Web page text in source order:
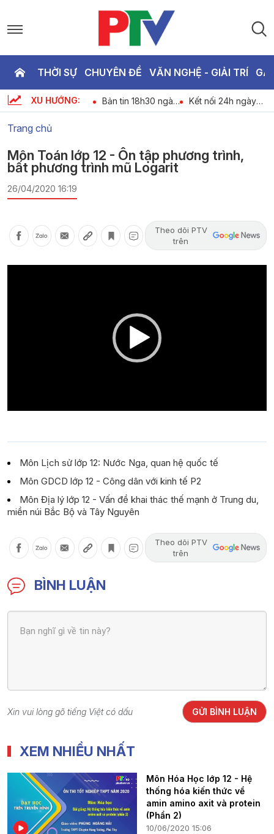
THỜI SỰ CHUYÊN ĐỀ VĂN NGHỆ - GIẢI TRÍ
XU HƯỚNG:
An ninh trật tự 24h
ngày 07-08-2026
Bản tin 18h30 ngày
07-08-2026
Kết nối 24h ngày
07-08-2026
Trang chủ
Môn Toán lớp 12 - Ôn tập phương trình,
bất phương trình mũ Logarit
26/04/2020 16:19
Theo dõi PTV
trên
Môn Lịch sử lớp 12: Nước Nga, quan hệ quốc tế
Môn GDCD lớp 12 - Công dân với kinh tế P2
Môn Địa lý lớp 12 - Vấn đề khai thác thế mạnh ở Trung du,
miền núi Bắc Bộ và Tây Nguyên
Theo dõi PTV
trên
BÌNH LUẬN
Xin vui lòng gõ tiếng Việt có dấu GỬI BÌNH LUẬN
XEM NHIỀU NHẤT
Môn Hóa Học lớp 12 - Hệ
thống hóa kiến thức về
amin amino axit và protein
(Phần 2)
10/06/2020 15:06